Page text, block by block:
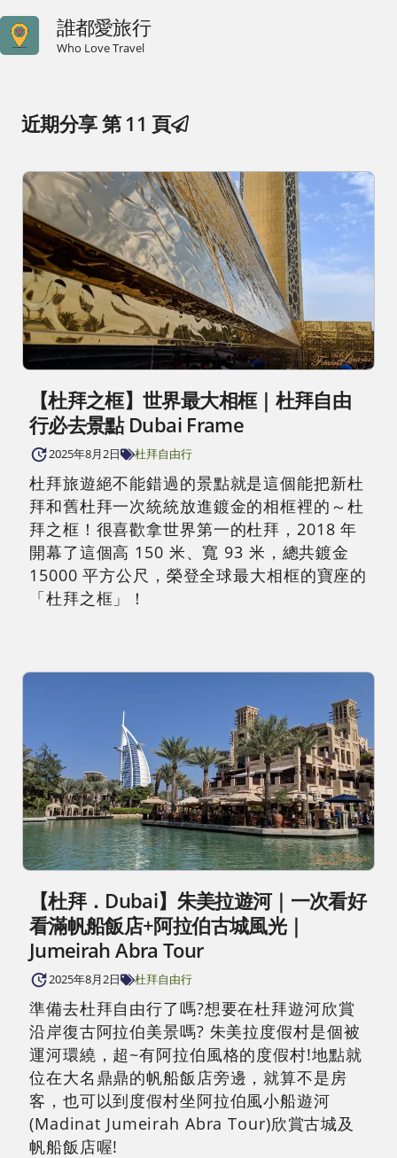
誰都愛旅行
Who Love Travel
近期分享 第 11 頁
【杜拜之框】世界最大相框｜杜拜自由
行必去景點 Dubai Frame
2025年8月2日 杜拜自由行
杜拜旅遊絕不能錯過的景點就是這個能把新杜
拜和舊杜拜一次統統放進鍍金的相框裡的～杜
拜之框！很喜歡拿世界第一的杜拜，2018 年
開幕了這個高 150 米、寬 93 米，總共鍍金
15000 平方公尺，榮登全球最大相框的寶座的
「杜拜之框」！
【杜拜．Dubai】朱美拉遊河｜一次看好
看滿帆船飯店+阿拉伯古城風光｜
Jumeirah Abra Tour
2025年8月2日 杜拜自由行
準備去杜拜自由行了嗎?想要在杜拜遊河欣賞
沿岸復古阿拉伯美景嗎? 朱美拉度假村是個被
運河環繞，超~有阿拉伯風格的度假村!地點就
位在大名鼎鼎的帆船飯店旁邊，就算不是房
客，也可以到度假村坐阿拉伯風小船遊河
(Madinat Jumeirah Abra Tour)欣賞古城及
帆船飯店喔!